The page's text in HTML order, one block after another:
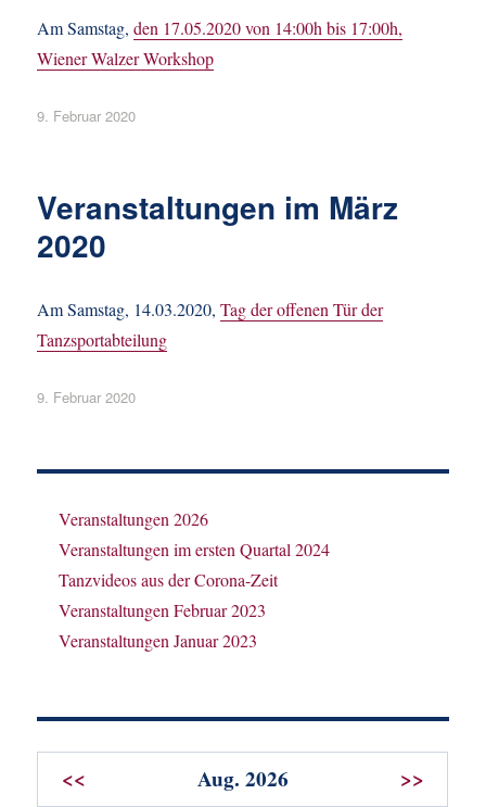
Am Samstag,den 17.05.2020 von 14:00h bis 17:00h,
Wiener Walzer Workshop
Veröffentlicht
9. Februar 2020
Veranstaltungen im März
2020
Am Samstag, 14.03.2020,Tag der offenen Tür der
Tanzsportabteilung
Veröffentlicht
9. Februar 2020
Veranstaltungen 2026
Veranstaltungen im ersten Quartal 2024
Tanzvideos aus der Corona-Zeit
Veranstaltungen Februar 2023
Veranstaltungen Januar 2023
<< Aug. 2026 >>